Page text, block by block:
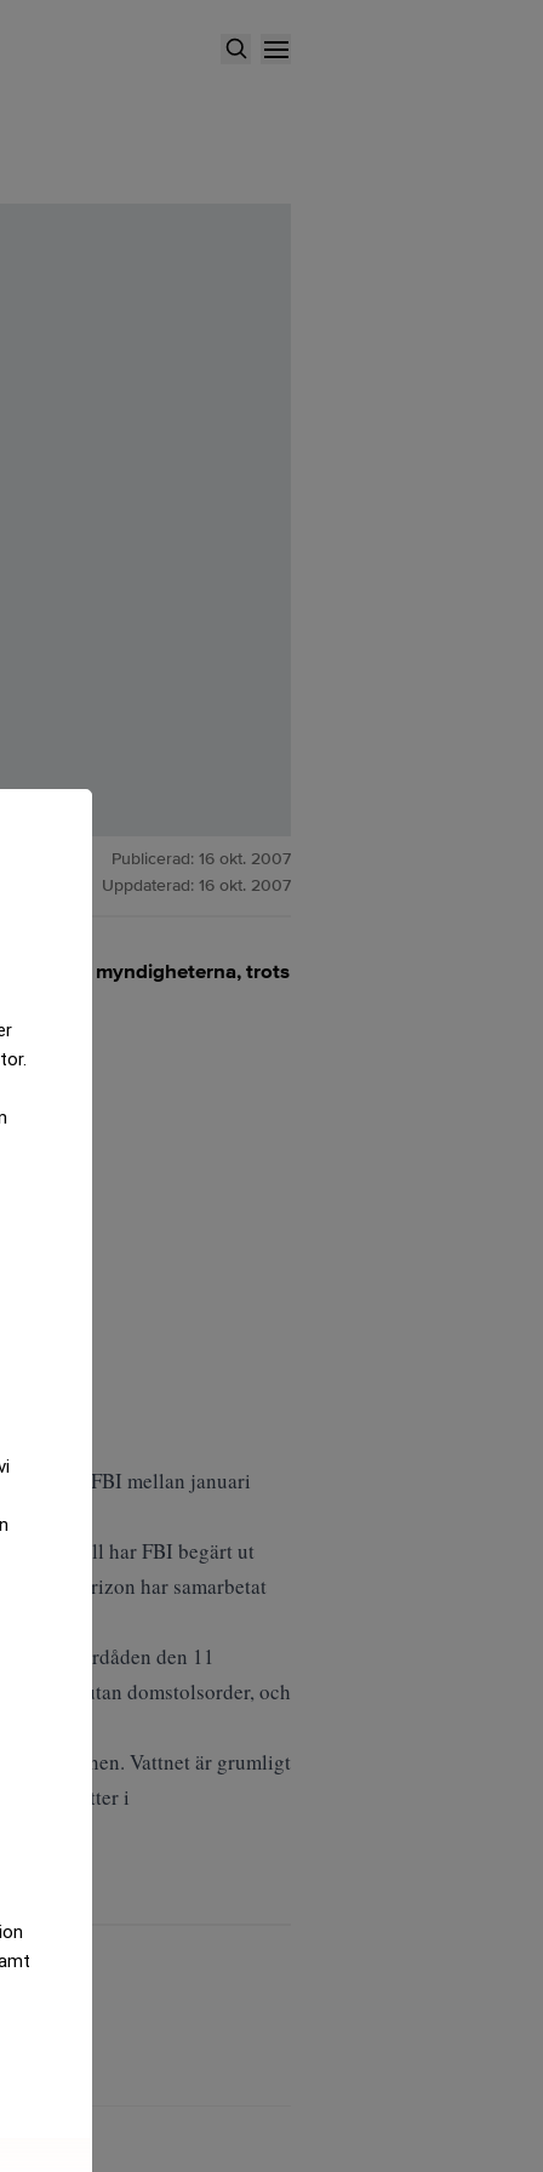
Publicerad: 16 okt. 2007
Uppdaterad: 16 okt. 2007
för myndigheterna, trots
polisen FBI mellan januari
flesta fall har FBI begärt ut
– Verizon har samarbetat
terrordåden den 11
utan domstolsorder, och
Vattnet är grumligt
som sitter i